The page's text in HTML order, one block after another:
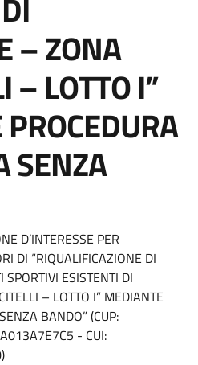
– ZONA
– LOTTO I”
SENZA
notizia
D’INTERESSE PER
DI “RIQUALIFICAZIONE DI
ESISTENTI DI
– LOTTO I” MEDIANTE
BANDO” (CUP:
- CUI: